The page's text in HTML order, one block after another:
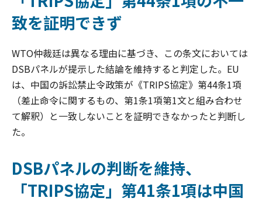
致を証明できず
WTO仲裁廷は異なる理由に基づき、この条文においては
DSBパネルが提示した結論を維持すると判定した。EU
は、中国の訴訟禁止令政策が《TRIPS協定》第44条1項
（差止命令に関するもの、第1条1項第1文と組み合わせ
て解釈）と一致しないことを証明できなかったと判断し
た。
DSBパネルの判断を維持、
「TRIPS協定」第41条1項は中国